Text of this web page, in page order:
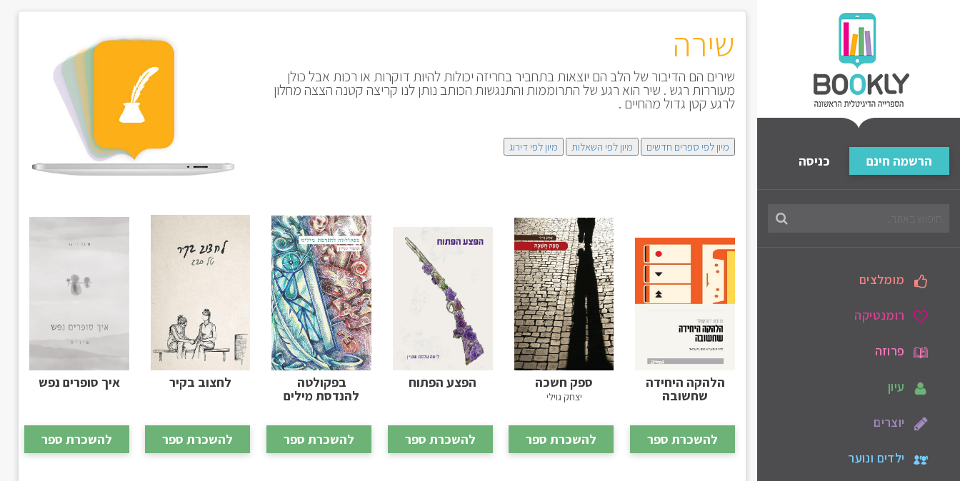
הרשמה חינם כניסה
מומלצים
רומנטיקה
פרוזה
עיון
יוצרים
ילדים ונוער
שירה
שירים הם הדיבור של הלב הם יוצאות בתחביר בחריזה יכולות להיות דוקרות או רכות אבל כולן
מעוררות רגש . שיר הוא רגע של התרוממות והתנגשות הכותב נותן לנו קריצה קטנה הצצה מחלון
לרגע קטן גדול מהחיים .
מיון לפי ספרים חדשים מיון לפי השאלות מיון לפי דירוג
הלהקה היחידה
שחשובה
להשכרת ספר
ספק חשכה
יצחק גוילי
להשכרת ספר
הפצע הפתוח
להשכרת ספר
בפקולטה
להנדסת מילים
להשכרת ספר
לחצוב בקיר
להשכרת ספר
איך סופרים נפש
להשכרת ספר